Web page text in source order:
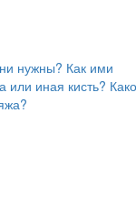
нужны? Как ими
или иная кисть?